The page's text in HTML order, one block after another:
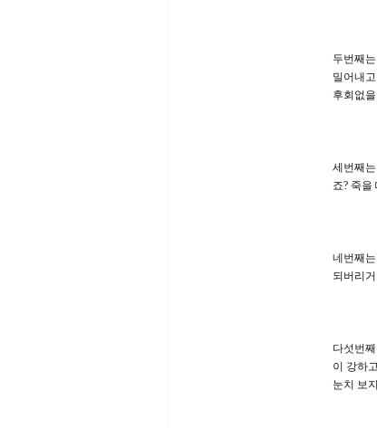
두번째
밀어내
후회없
세번째
죠? 죽
네번째
되버리
다섯번
이 강하
눈치 보